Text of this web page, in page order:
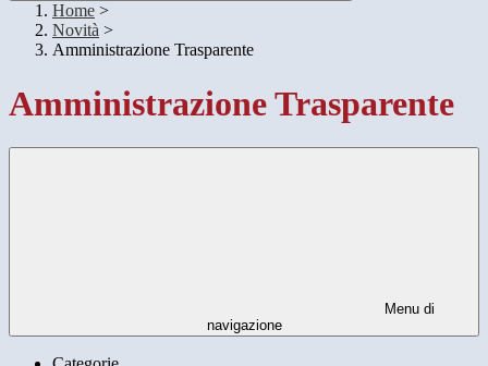
Home >
Novità >
Amministrazione Trasparente
Amministrazione Trasparente
Menu di
navigazione